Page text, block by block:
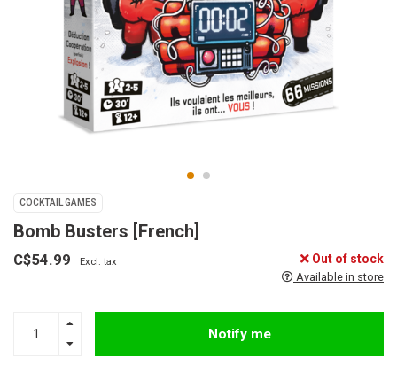
COCKTAIL GAMES
Bomb Busters [French]
C$54.99 Excl. tax Out of stock
Available in store
Notify me